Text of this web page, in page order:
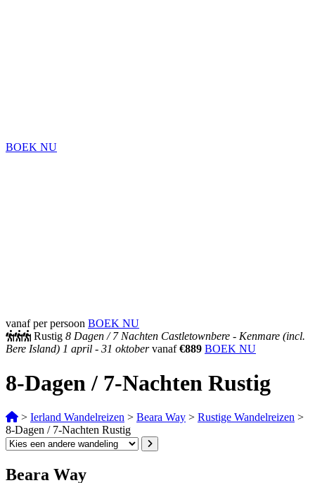
BOEK NU
vanaf per persoon BOEK NU
Rustig 8 Dagen /7 Nachten Castletownbere - Kenmare (incl.
Bere Island) 1 april - 31 oktobervanaf€889 BOEK NU
8-Dagen / 7-Nachten Rustig
> Ierland Wandelreizen > Beara Way > Rustige Wandelreizen >
8-Dagen / 7-Nachten Rustig
Beara Way